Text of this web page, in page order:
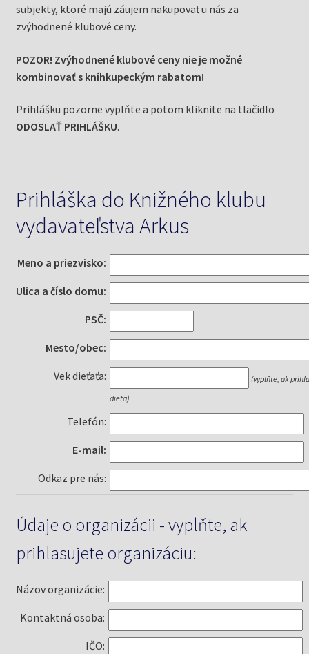
Kontakt
subjekty, ktoré majú záujem nakupovať u nás za
zvýhodnené klubové ceny.
POZOR! Zvýhodnené klubové ceny nie je možné
kombinovať s kníhkupeckým rabatom!
Prihlášku pozorne vyplňte a potom kliknite na tlačidlo
ODOSLAŤ PRIHLÁŠKU.
Prihláška do Knižného klubu
vydavateľstva Arkus
Meno a priezvisko:
Ulica a číslo domu:
PSČ:
Mesto/obec:
Vek dieťaťa:
Telefón:
E-mail:
Odkaz pre nás:
(vyplňte, ak
dieťa)
Údaje o organizácii - vyplňte, ak
prihlasujete organizáciu:
Názov organizácie:
Kontaktná osoba:
IČO: